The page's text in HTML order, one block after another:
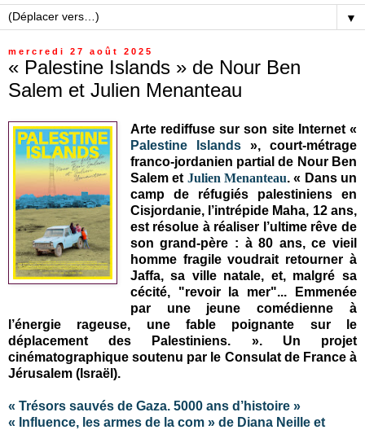
▼
mercredi 27 août 2025
« Palestine Islands » de Nour Ben
Salem et Julien Menanteau
Arte rediffuse sur son site Internet «
Palestine Islands», court-métrage
franco-jordanien partial de Nour Ben
Salem et Julien Menanteau. « Dans un
camp de réfugiés palestiniens en
Cisjordanie, l’intrépide Maha, 12 ans,
est résolue à réaliser l’ultime rêve de
son grand-père : à 80 ans, ce vieil
homme fragile voudrait retourner à
Jaffa, sa ville natale, et, malgré sa
cécité, "revoir la mer"... Emmenée
par une jeune comédienne à
l’énergie rageuse, une fable poignante sur le
déplacement des Palestiniens. ». Un projet
cinématographique soutenu par le Consulat de France à
Jérusalem (Israël).
« Trésors sauvés de Gaza. 5000 ans d’histoire »
« Influence, les armes de la com » de Diana Neille et